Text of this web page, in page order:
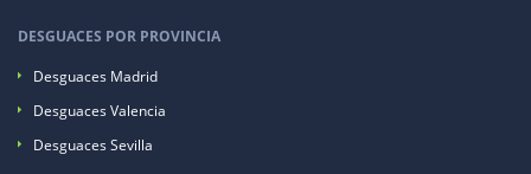
DESGUACES POR PROVINCIA
Desguaces Madrid
Desguaces Valencia
Desguaces Sevilla